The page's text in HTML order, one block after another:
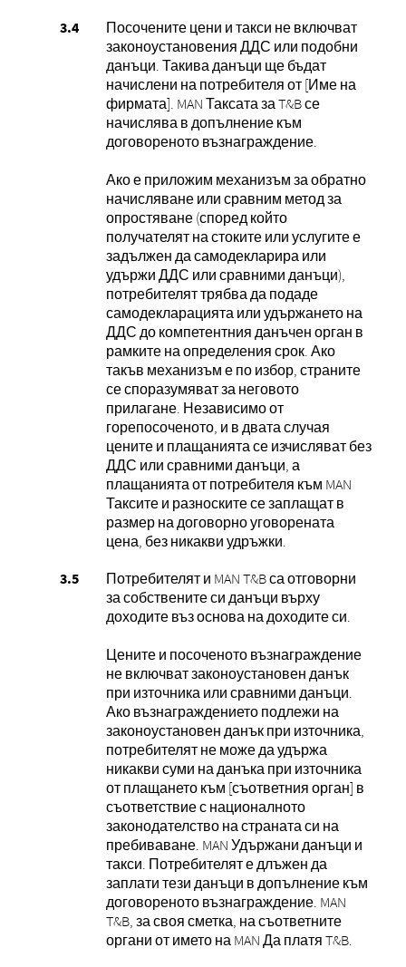
Посочените цени и такси не включват
законоустановения ДДС или подобни
данъци. Такива данъци ще бъдат
начислени на потребителя от [Име на
фирмата]. MAN Таксата за T&B се
начислява в допълнение към
договореното възнаграждение.
Ако е приложим механизъм за обратно
начисляване или сравним метод за
опростяване (според който
получателят на стоките или услугите е
задължен да самодекларира или
удържи ДДС или сравними данъци),
потребителят трябва да подаде
самодекларацията или удържането на
ДДС до компетентния данъчен орган в
рамките на определения срок. Ако
такъв механизъм е по избор, страните
се споразумяват за неговото
прилагане. Независимо от
горепосоченото, и в двата случая
цените и плащанията се изчисляват без
ДДС или сравними данъци, а
плащанията от потребителя към MAN
Таксите и разноските се заплащат в
размер на договорно уговорената
цена, без никакви удръжки.
Потребителят и MAN T&B са отговорни
за собствените си данъци върху
доходите въз основа на доходите си.
Цените и посоченото възнаграждение
не включват законоустановен данък
при източника или сравними данъци.
Ако възнаграждението подлежи на
законоустановен данък при източника,
потребителят не може да удържа
никакви суми на данъка при източника
от плащането към [съответния орган] в
съответствие с националното
законодателство на страната си на
пребиваване. MAN Удържани данъци и
такси. Потребителят е длъжен да
заплати тези данъци в допълнение към
договореното възнаграждение. MAN
T&B, за своя сметка, на съответните
органи от името на MAN Да платя T&B.